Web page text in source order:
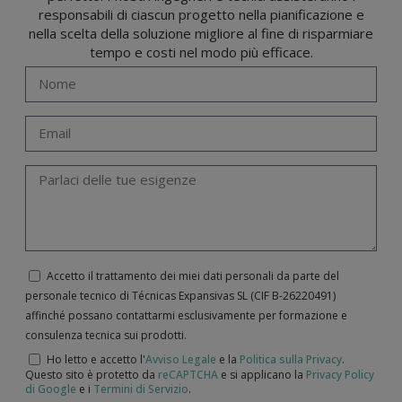
responsabili di ciascun progetto nella pianificazione e
nella scelta della soluzione migliore al fine di risparmiare
tempo e costi nel modo più efficace.
Accetto il trattamento dei miei dati personali da parte del
personale tecnico di Técnicas Expansivas SL (CIF B-­26220491)
affinché possano contattarmi esclusivamente per formazione e
consulenza tecnica sui prodotti.
Ho letto e accetto l'Avviso Legale e la Politica sulla Privacy.
Questo sito è protetto da reCAPTCHA e si applicano la Privacy Policy
di Google e i Termini di Servizio.